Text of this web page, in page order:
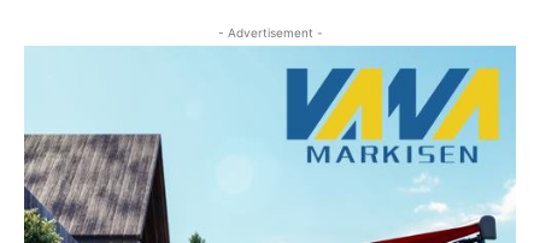
- Advertisement -